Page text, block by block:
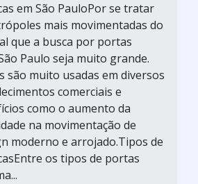
em São PauloPor se tratar
mais movimentadas do
que a busca por portas
Paulo seja muito grande.
são muito usadas em diversos
comerciais e
como o aumento da
na movimentação de
moderno e arrojado.Tipos de
os tipos de portas